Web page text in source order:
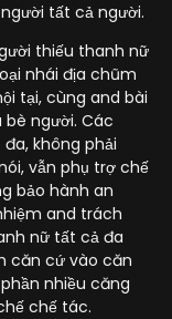
tất cả người.
thiếu thanh nữ
nhái địa chũm
tại, cùng and bài
người. Các
không phải
vẫn phụ trợ chế
bảo hành an
and trách
nữ tất cả đa
căn cứ vào căn
nhiều căng
chế tác.